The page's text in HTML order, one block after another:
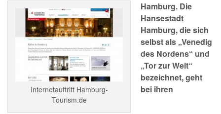
Internetauftritt Hamburg-
Tourism.de
Hamburg. Die
Hansestadt
Hamburg, die sich
selbst als „Venedig
des Nordens“ und
„Tor zur Welt“
bezeichnet, geht
bei ihren